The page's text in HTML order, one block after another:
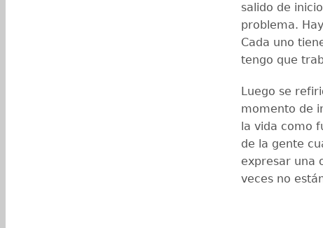
salido de
problema.
Cada uno
tengo que
Luego se
momento de
la vida como
de la gente
expresar una
veces no